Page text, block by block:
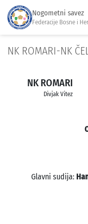
Nogometni savez
Federacije Bosne i
NK ROMARI-NK
NK ROMARI
Divjak Vitez
Glavni sudija: